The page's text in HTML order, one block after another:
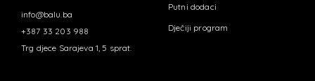
info@balu.ba
+387 33 203 988
Trg djece Sarajeva 1, 5 sprat.
Putni dodaci
Dječiji program